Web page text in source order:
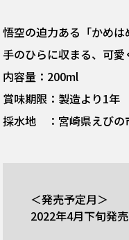
悟空の迫力ある「かめは
手のひらに収まる、可愛
内容量：200ml
賞味期限：製造より1年
採水地 ：宮崎県えびの
＜発売予定月＞
2022年4月下旬発